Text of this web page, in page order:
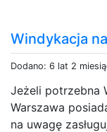
Windykacja
Dodano: 6 lat 2
Jeżeli potrzebna
Warszawa
na uwagę